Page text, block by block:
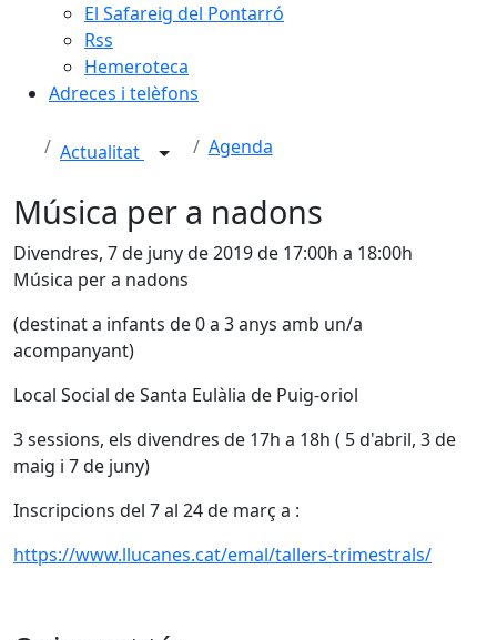
El Safareig del Pontarró
Rss
Hemeroteca
Adreces i telèfons
Actualitat Agenda
Música per a nadons
Divendres, 7 de juny de 2019 de 17:00h a 18:00h
Música per a nadons
(destinat a infants de 0 a 3 anys amb un/a
acompanyant)
Local Social de Santa Eulàlia de Puig-oriol
3 sessions, els divendres de 17h a 18h ( 5 d'abril, 3 de
maig i 7 de juny)
Inscripcions del 7 al 24 de març a :
https://www.llucanes.cat/emal/tallers-trimestrals/